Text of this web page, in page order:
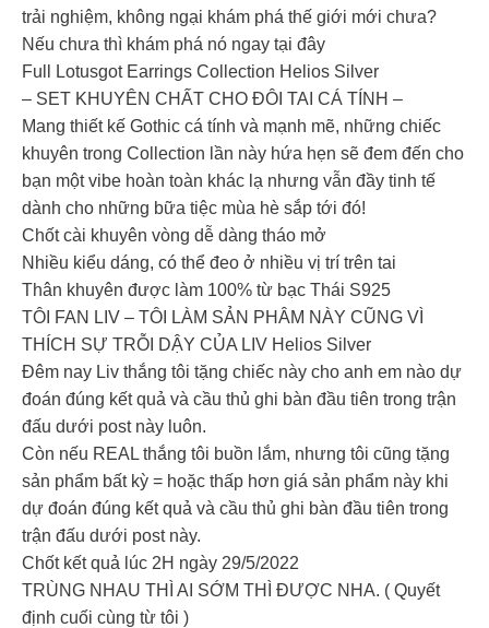
trải nghiệm, không ngại khám phá thế giới mới chưa?
Nếu chưa thì khám phá nó ngay tại đây
Full Lotusgot Earrings Collection Helios Silver
– SET KHUYÊN CHẤT CHO ĐÔI TAI CÁ TÍNH –
Mang thiết kế Gothic cá tính và mạnh mẽ, những chiếc
khuyên trong Collection lần này hứa hẹn sẽ đem đến cho
bạn một vibe hoàn toàn khác lạ nhưng vẫn đầy tinh tế
dành cho những bữa tiệc mùa hè sắp tới đó!
Chốt cài khuyên vòng dễ dàng tháo mở
Nhiều kiểu dáng, có thể đeo ở nhiều vị trí trên tai
Thân khuyên được làm 100% từ bạc Thái S925
TÔI FAN LIV – TÔI LÀM SẢN PHÂM NÀY CŨNG VÌ
THÍCH SỰ TRỖI DẬY CỦA LIV Helios Silver
Đêm nay Liv thắng tôi tặng chiếc này cho anh em nào dự
đoán đúng kết quả và cầu thủ ghi bàn đầu tiên trong trận
đấu dưới post này luôn.
Còn nếu REAL thắng tôi buồn lắm, nhưng tôi cũng tặng
sản phẩm bất kỳ = hoặc thấp hơn giá sản phẩm này khi
dự đoán đúng kết quả và cầu thủ ghi bàn đầu tiên trong
trận đấu dưới post này.
Chốt kết quả lúc 2H ngày 29/5/2022
TRÙNG NHAU THÌ AI SỚM THÌ ĐƯỢC NHA. ( Quyết
định cuối cùng từ tôi )